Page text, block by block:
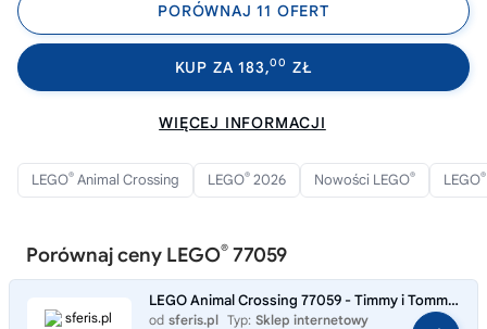
PORÓWNAJ 11 OFERT
KUP ZA 183,00 ZŁ
WIĘCEJ INFORMACJI
LEGO® Animal Crossing LEGO® 2026 Nowości LEGO® LEGO®
Porównaj ceny LEGO® 77059
LEGO Animal Crossing 77059 - Timmy i Tommy na spacerze
od sferis.pl Typ: Sklep internetowy